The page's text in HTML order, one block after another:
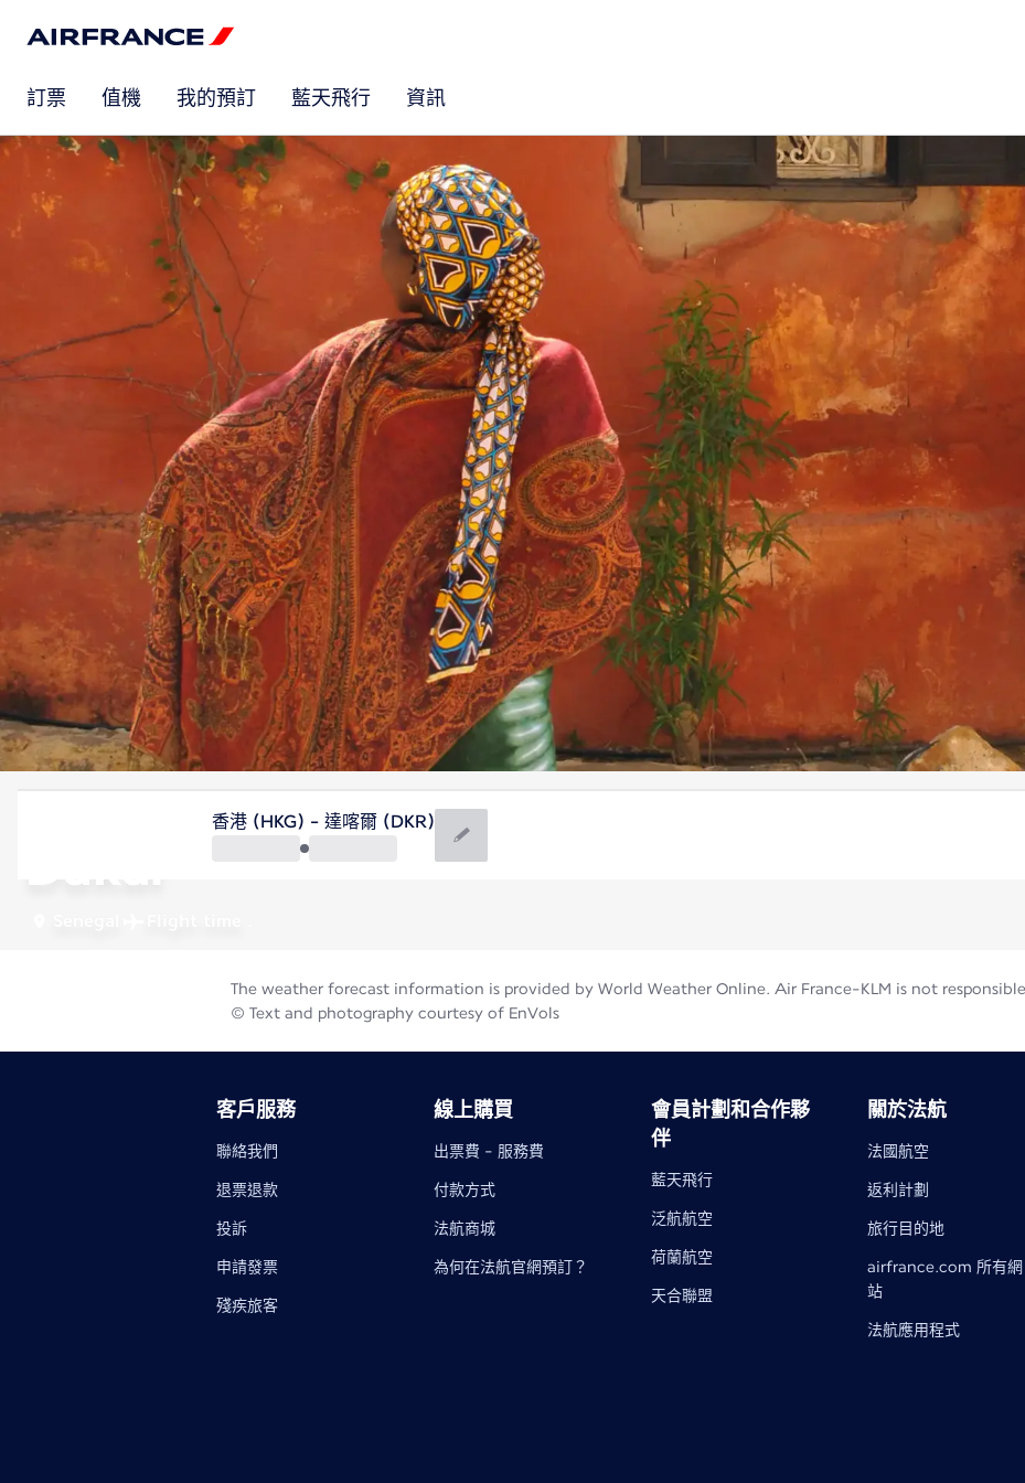
訂票 值機 我的預訂 藍天飛行 資訊
Dakar
香港 (HKG) - 達喀爾 (DKR)
The weather forecast information is provided by World Weather Online. Air France-KLM is not
© Text and photography courtesy of EnVols
客戶服務
聯絡我們
退票退款
投訴
申請發票
殘疾旅客
線上購買
出票費 - 服務費
付款方式
法航商城
為何在法航官網預訂？
會員計劃和合作夥
伴
藍天飛行
泛航航空
荷蘭航空
天合聯盟
關於法航
法國航空
返利計劃
旅行目的地
airfrance.com 所有網
站
法航應用程式